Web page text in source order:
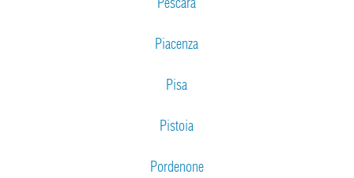
Piacenza
Pisa
Pistoia
Pordenone